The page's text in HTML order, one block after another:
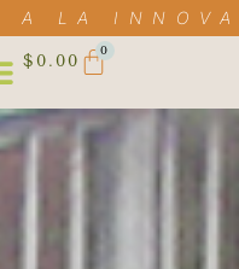
A LA
$ 0.00
0